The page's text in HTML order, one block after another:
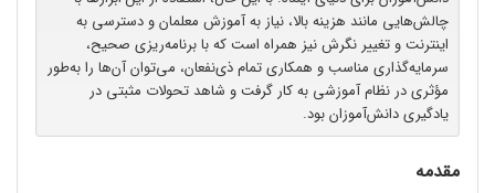
چالش‌هایی مانند هزینه بالا، نیاز به آموزش معلمان و دسترسی به
اینترنت و تغییر نگرش نیز همراه است که با برنامه‌ریزی صحیح،
سرمایه‌گذاری مناسب و همکاری تمام ذی‌نفعان، می‌توان آن‌ها را به‌طور
مؤثری در نظام آموزشی به کار گرفت و شاهد تحولات مثبتی در
یادگیری دانش‌آموزان بود.
مقدمه